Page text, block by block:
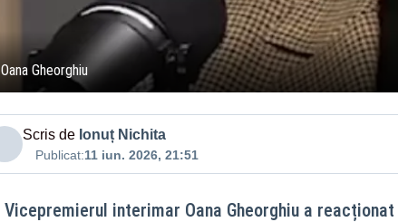
Oana Gheorghiu
Scris de Ionuț Nichita
Publicat:11 iun. 2026, 21:51
Vicepremierul interimar Oana Gheorghiu a